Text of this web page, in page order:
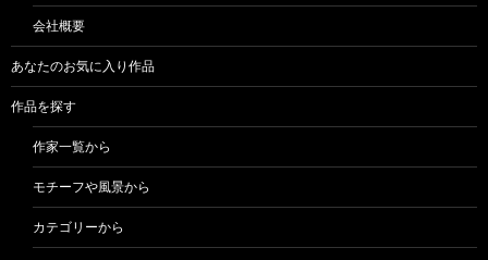
会社概要
あなたのお気に入り作品
作品を探す
作家一覧から
モチーフや風景から
カテゴリーから